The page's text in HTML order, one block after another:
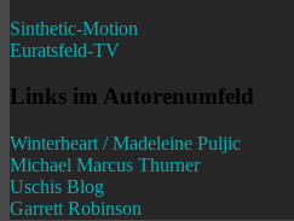
Sinthetic-Motion
Euratsfeld-TV
Links im Autorenumfeld
Winterheart / Madeleine Puljic
Michael Marcus Thurner
Uschis Blog
Garrett Robinson